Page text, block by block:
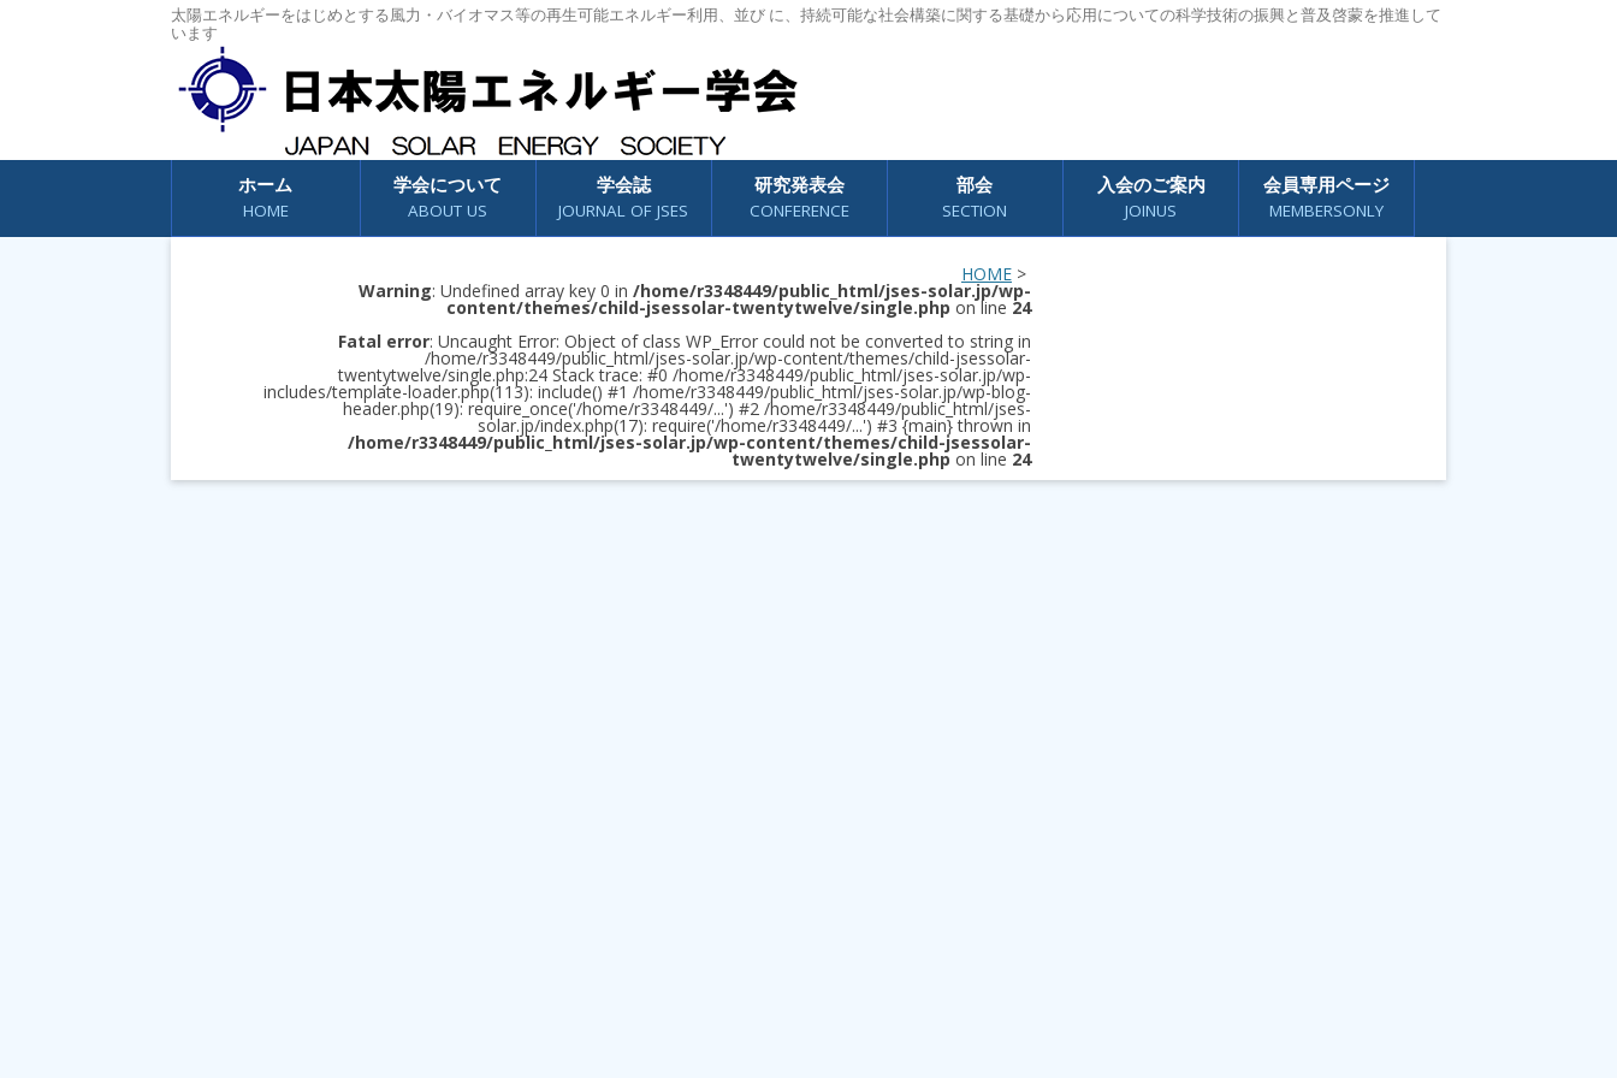
太陽エネルギーをはじめとする風力・バイオマス等の再生可能エネルギー利用、並び に、持続可能な社会構築に関する基礎から応用についての科学技術の振興と普及啓蒙を推進して
います
コンテンツへスキップ
ホーム
HOME
学会について
ABOUT US
学会誌
JOURNAL OF JSES
研究発表会
CONFERENCE
部会
SECTION
入会のご案内
JOINUS
会員専用ページ
MEMBERSONLY
HOME >
Warning: Undefined array key 0 in /home/r3348449/public_html/jses-solar.jp/wp-
content/themes/child-jsessolar-twentytwelve/single.php on line 24
Fatal error: Uncaught Error: Object of class WP_Error could not be converted to string in
/home/r3348449/public_html/jses-solar.jp/wp-content/themes/child-jsessolar-
twentytwelve/single.php:24 Stack trace: #0 /home/r3348449/public_html/jses-solar.jp/wp-
includes/template-loader.php(113): include() #1 /home/r3348449/public_html/jses-solar.jp/wp-blog-
header.php(19): require_once('/home/r3348449/...') #2 /home/r3348449/public_html/jses-
solar.jp/index.php(17): require('/home/r3348449/...') #3 {main} thrown in
/home/r3348449/public_html/jses-solar.jp/wp-content/themes/child-jsessolar-
twentytwelve/single.php on line 24